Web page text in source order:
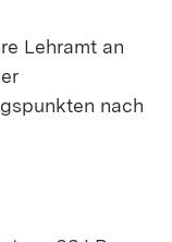
Lehramt an
nach